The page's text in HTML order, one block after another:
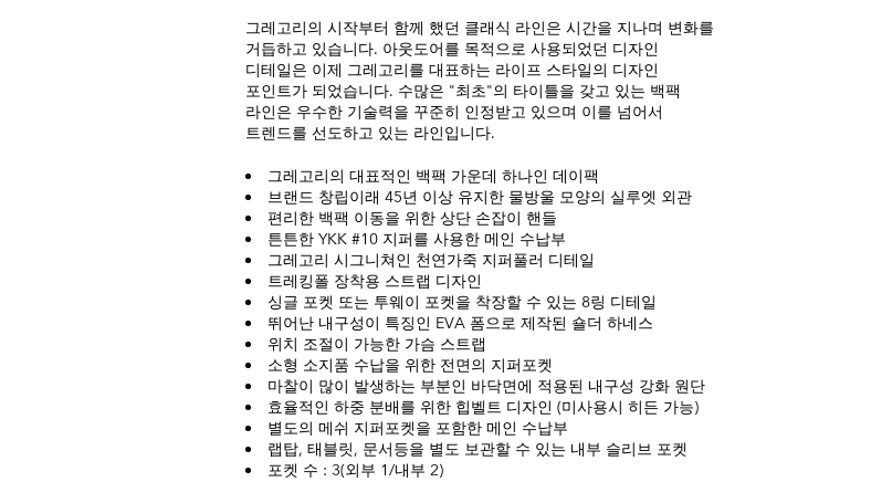
그레고리의 시작부터 함께 했던 클래식 라인은 시간을 지나며 변화를
거듭하고 있습니다. 아웃도어를 목적으로 사용되었던 디자인
디테일은 이제 그레고리를 대표하는 라이프 스타일의 디자인
포인트가 되었습니다. 수많은 "최초"의 타이틀을 갖고 있는 백팩
라인은 우수한 기술력을 꾸준히 인정받고 있으며 이를 넘어서
트렌드를 선도하고 있는 라인입니다.
그레고리의 대표적인 백팩 가운데 하나인 데이팩
브랜드 창립이래 45년 이상 유지한 물방울 모양의 실루엣 외관
편리한 백팩 이동을 위한 상단 손잡이 핸들
튼튼한 YKK #10 지퍼를 사용한 메인 수납부
그레고리 시그니쳐인 천연가죽 지퍼풀러 디테일
트레킹폴 장착용 스트랩 디자인
싱글 포켓 또는 투웨이 포켓을 착장할 수 있는 8링 디테일
뛰어난 내구성이 특징인 EVA 폼으로 제작된 숄더 하네스
위치 조절이 가능한 가슴 스트랩
소형 소지품 수납을 위한 전면의 지퍼포켓
마찰이 많이 발생하는 부분인 바닥면에 적용된 내구성 강화 원단
효율적인 하중 분배를 위한 힙벨트 디자인 (미사용시 히든 가능)
별도의 메쉬 지퍼포켓을 포함한 메인 수납부
랩탑, 태블릿, 문서등을 별도 보관할 수 있는 내부 슬리브 포켓
포켓 수 : 3(외부 1/내부 2)